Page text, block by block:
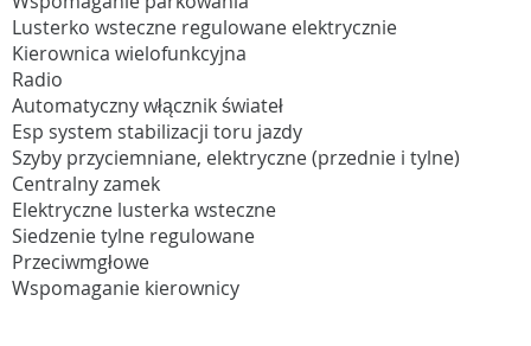
Lusterko wsteczne regulowane elektrycznie
Kierownica wielofunkcyjna
Radio
Automatyczny włącznik świateł
Esp system stabilizacji toru jazdy
Szyby przyciemniane, elektryczne (przednie i tylne)
Centralny zamek
Elektryczne lusterka wsteczne
Siedzenie tylne regulowane
Przeciwmgłowe
Wspomaganie kierownicy